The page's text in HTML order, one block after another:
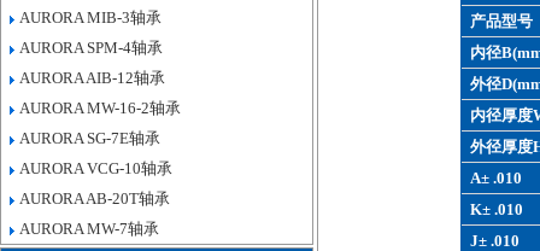
AURORA MIB-3轴承
AURORA SPM-4轴承
AURORA AIB-12轴承
AURORA MW-16-2轴承
AURORA SG-7E轴承
AURORA VCG-10轴承
AURORA AB-20T轴承
AURORA MW-7轴承
产品型号
内径
外径
内径厚度
外径厚度
A± .010
K± .010
J± .010